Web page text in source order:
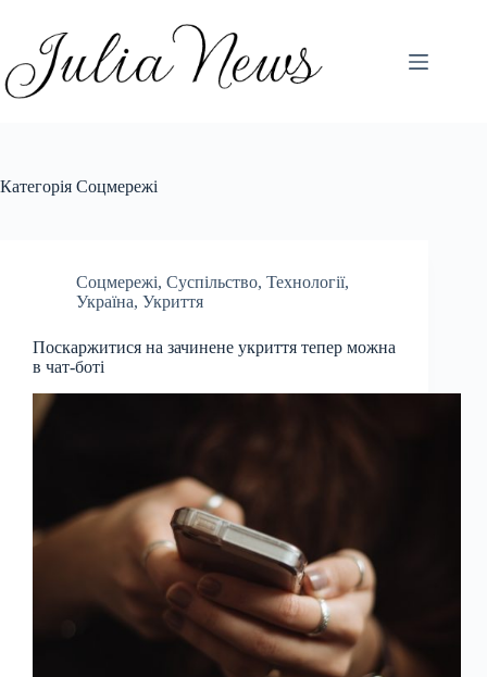
вмісту
Категорія Соцмережі
Соцмережі, Суспільство, Технології,
Україна, Укриття
Поскаржитися на зачинене укриття тепер можна
в чат-боті